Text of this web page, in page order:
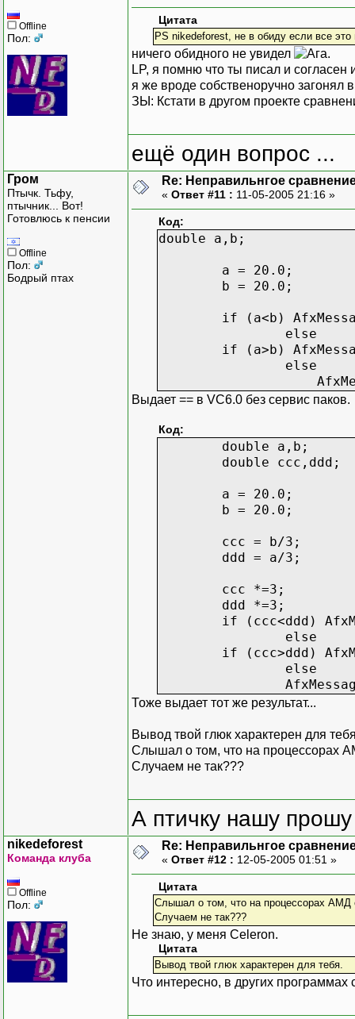
Offline
Пол:
Цитата
PS nikedeforest, не в обиду если все
ничего обидного не увидел
.
LP, я помню что ты писал и согласен
я же вроде собственоручно загонял
ЗЫ: Кстати в другом проекте
ещё один вопрос ...
Гром
Птычк. Тьфу,
птычник... Вот!
Готовлюсь к пенсии
Offline
Пол:
Бодрый птах
Re: Неправильнгое
« Ответ #11 : 11-05-2005 21:16 »
Код:
double a,b;
a = 20.0;
b = 20.0;
if (a<b)
else
if (a>b)
else
Выдает == в VC6.0 без сервис паков.
Код:
double a,b;
double ccc,ddd;
a = 20.0;
b = 20.0;
ccc = b/3;
ddd = a/3;
ccc *=3;
ddd *=3;
if (ccc<ddd)
else
if (ccc>ddd)
else
Тоже выдает тот же результат...
Вывод твой глюк характерен для
Слышал о том, что на процессорах
Случаем не так???
А птичку нашу
nikedeforest
Команда клуба
Offline
Пол:
Re: Неправильнгое
« Ответ #12 : 12-05-2005 01:51 »
Цитата
Слышал о том, что на процессорах АМД
Случаем не так???
Не знаю, у меня Celeron.
Цитата
Вывод твой глюк характерен для тебя.
Что интересно, в других